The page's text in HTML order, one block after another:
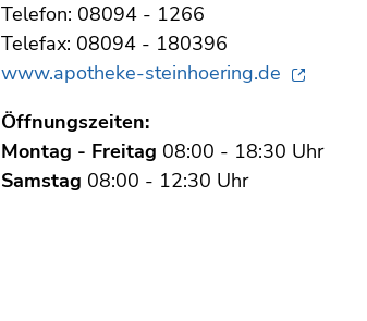
Telefon: 08094 - 1266
Telefax: 08094 - 180396
www.apotheke-steinhoering.de
Öffnungszeiten:
Montag - Freitag 08:00 - 18:30 Uhr
Samstag 08:00 - 12:30 Uhr